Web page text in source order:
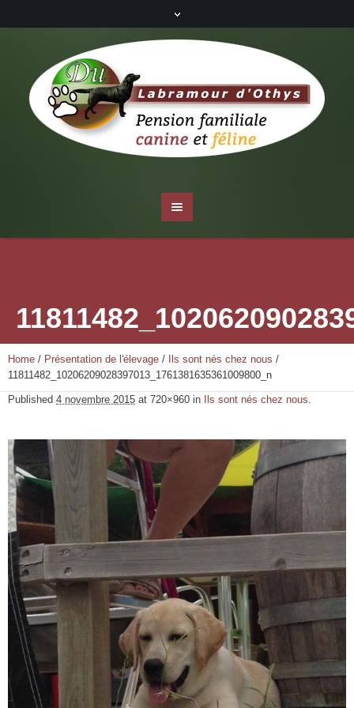
Home / Présentation de l'élevage / Ils sont nés chez nous /
11811482_10206209028397013_1761381635361009800_n
Published 4 novembre 2015 at 720×960 in Ils sont nés chez nous.